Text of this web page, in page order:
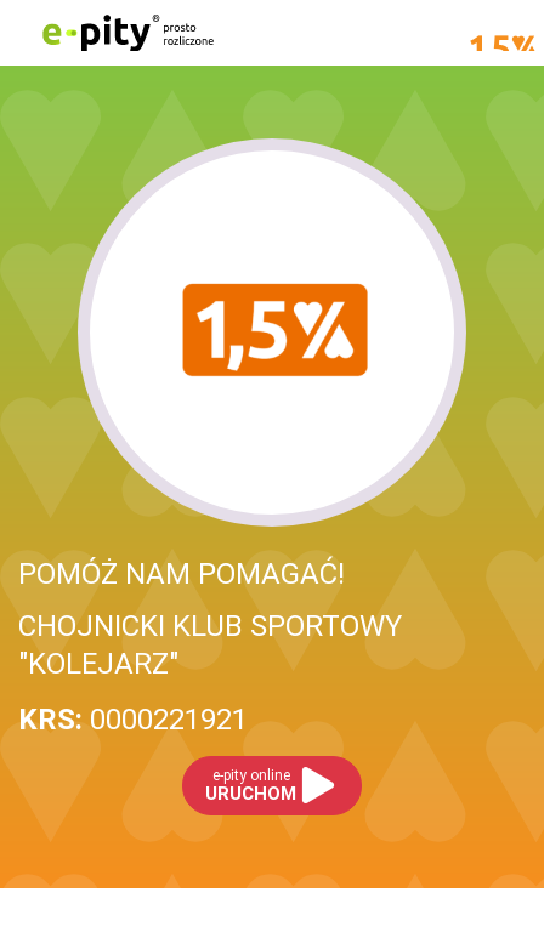
POMÓŻ NAM POMAGAĆ!
CHOJNICKI KLUB SPORTOWY
"KOLEJARZ"
KRS: 0000221921
e-pity online
URUCHOM